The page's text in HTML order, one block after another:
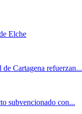
Elche
Cartagena refuerzan...
subvencionado con...